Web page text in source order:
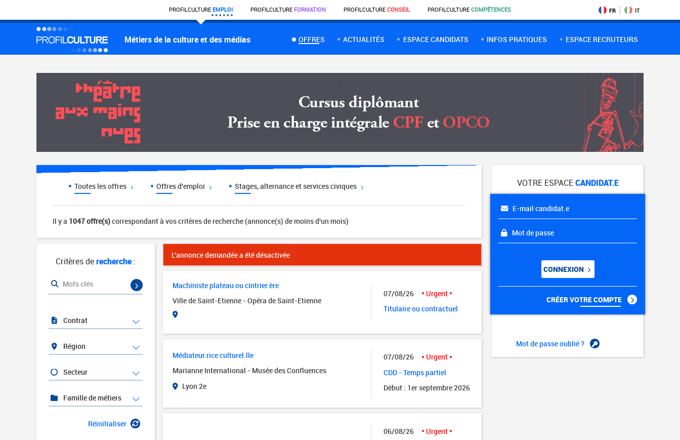
PROFILCULTURE EMPLOI PROFILCULTURE FORMATION PROFILCULTURE CONSEIL PROFILCULTURE COMPÉTENCES FR IT
Métiers de la culture et des médias OFFRES ACTUALITÉS ESPACE CANDIDATS INFOS PRATIQUES ESPACE RECRUTEURS
Toutes les offres Offres d'emploi Stages, alternance et services civiques
Il y a 1047 offre(s)correspondant à vos critères de recherche (annonce(s) de moins d'un mois)
L'annonce demandée a été désactivée
Machiniste plateau ou cintrier.ère
Ville de Saint-Etienne - Opéra de Saint-Etienne
07/08/26
Urgent
Titulaire ou contractuel
Médiateur.rice culturel.lle
Marianne International - Musée des Confluences
Lyon 2e
07/08/26
Urgent
CDD - Temps partiel
Début : 1er septembre 2026
06/08/26
Urgent
Critères derecherche:
Mots clés
Contrat
Région
Secteur
Famille de métiers
Réinitialiser
VOTRE ESPACECANDIDAT.E
E-mail candidat.e
Mot de passe
CONNEXION
CRÉER VOTRE COMPTE
Mot de passe oublié ?